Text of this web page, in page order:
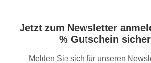
Jetzt zum Newsletter
% Gutschein
Melden Sie sich für unseren